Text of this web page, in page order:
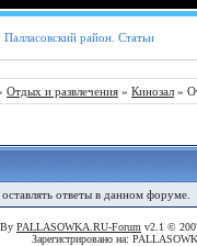
Палласовский район. Статьи
Отдых и развлечения » Кинозал »
оставлять ответы в данном форуме.
PALLASOWKA.RU-Forum v2.1 ©
Зарегистрировано на: